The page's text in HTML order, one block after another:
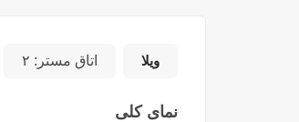
ویلا اتاق مستر: ۲
نمای کلی